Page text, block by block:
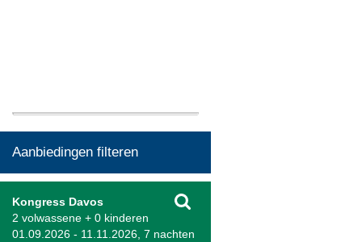
Aanbiedingen filteren
Kongress Davos
2 volwassene + 0 kinderen
01.09.2026 - 11.11.2026, 7 nachten